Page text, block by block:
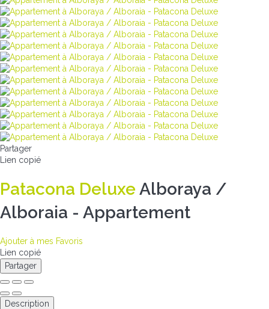
Partager
Lien copié
Patacona DeluxeAlboraya /
Alboraia - Appartement
Ajouter à mes Favoris
Lien copié
Partager
Description